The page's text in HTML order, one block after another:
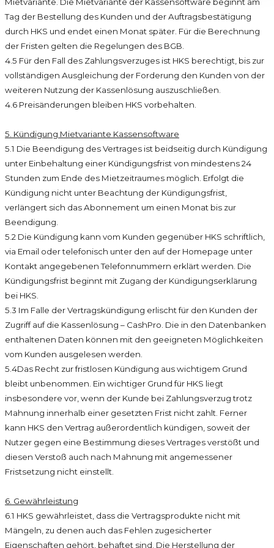
Tag der Bestellung des Kunden und der Auftragsbestätigung
durch HKS und endet einen Monat später. Für die Berechnung
der Fristen gelten die Regelungen des BGB.
4.5 Für den Fall des Zahlungsverzuges ist HKS berechtigt, bis zur
vollständigen Ausgleichung der Forderung den Kunden von der
weiteren Nutzung der Kassenlösung auszuschließen.
4.6 Preisänderungen bleiben HKS vorbehalten.
5. Kündigung Mietvariante Kassensoftware
5.1 Die Beendigung des Vertrages ist beidseitig durch Kündigung
unter Einbehaltung einer Kündigungsfrist von mindestens 24
Stunden zum Ende des Mietzeitraumes möglich. Erfolgt die
Kündigung nicht unter Beachtung der Kündigungsfrist,
verlängert sich das Abonnement um einen Monat bis zur
Beendigung.
5.2 Die Kündigung kann vom Kunden gegenüber HKS schriftlich,
via Email oder telefonisch unter den auf der Homepage unter
Kontakt angegebenen Telefonnummern erklärt werden. Die
Kündigungsfrist beginnt mit Zugang der Kündigungserklärung
bei HKS.
5.3 Im Falle der Vertragskündigung erlischt für den Kunden der
Zugriff auf die Kassenlösung – CashPro. Die in den Datenbanken
enthaltenen Daten können mit den geeigneten Möglichkeiten
vom Kunden ausgelesen werden.
5.4Das Recht zur fristlosen Kündigung aus wichtigem Grund
bleibt unbenommen. Ein wichtiger Grund für HKS liegt
insbesondere vor, wenn der Kunde bei Zahlungsverzug trotz
Mahnung innerhalb einer gesetzten Frist nicht zahlt. Ferner
kann HKS den Vertrag außerordentlich kündigen, soweit der
Nutzer gegen eine Bestimmung dieses Vertrages verstößt und
diesen Verstoß auch nach Mahnung mit angemessener
Fristsetzung nicht einstellt.
6. Gewährleistung
6.1 HKS gewährleistet, dass die Vertragsprodukte nicht mit
Mängeln, zu denen auch das Fehlen zugesicherter
Eigenschaften gehört, behaftet sind. Die Herstellung der